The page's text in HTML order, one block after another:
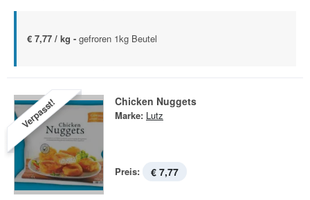
€ 7,77 / kg - gefroren 1kg Beutel
Verpasst! Chicken Nuggets
Marke: Lutz
Preis: € 7,77